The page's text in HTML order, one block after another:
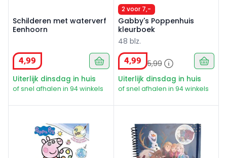
Schilderen met waterverf
Eenhoorn
4,99
Uiterlijk dinsdag in huis
of snel afhalen in 94 winkels
2 voor 7,-
Gabby's Poppenhuis
kleurboek
48 blz.
4,99 5,99
Uiterlijk dinsdag in huis
of snel afhalen in 94 winkels